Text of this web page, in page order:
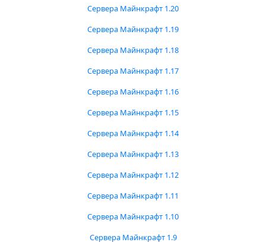
Сервера Майнкрафт 1.20
Сервера Майнкрафт 1.19
Сервера Майнкрафт 1.18
Сервера Майнкрафт 1.17
Сервера Майнкрафт 1.16
Сервера Майнкрафт 1.15
Сервера Майнкрафт 1.14
Сервера Майнкрафт 1.13
Сервера Майнкрафт 1.12
Сервера Майнкрафт 1.11
Сервера Майнкрафт 1.10
Сервера Майнкрафт 1.9